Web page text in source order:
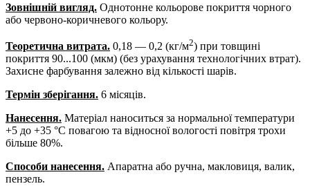
Зовнішній вигляд. Однотонне кольорове покриття чорного
або червоно-коричневого кольору.
Теоретична витрата. 0,18 — 0,2 (кг/м2) при товщині
покриття 90...100 (мкм) (без урахування технологічних втрат).
Захисне фарбування залежно від кількості шарів.
Термін зберігання. 6 місяців.
Нанесення. Матеріал наноситься за нормальної температури
+5 до +35 °C повагою та відносної вологості повітря трохи
більше 80%.
Способи нанесення. Апаратна або ручна, макловиця, валик,
пензель.